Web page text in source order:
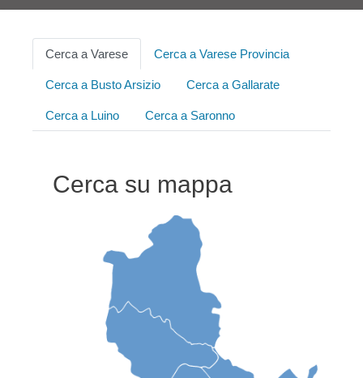
Cerca a Varese Cerca a Varese Provincia
Cerca a Busto Arsizio Cerca a Gallarate
Cerca a Luino Cerca a Saronno
Cerca su mappa